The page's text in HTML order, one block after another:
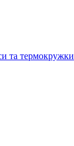
та термокружки